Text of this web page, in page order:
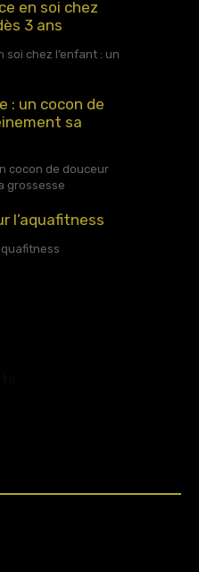
chez l’enfant : un
cocon de douceur
grossesse